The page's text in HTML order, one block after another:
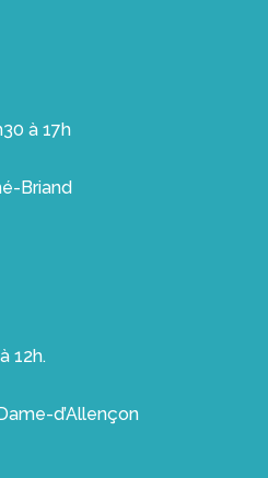
à 17h
Briand
12h.
d’Allençon